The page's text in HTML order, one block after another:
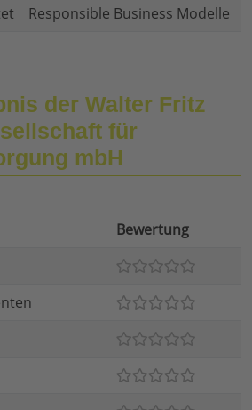
Responsible Business Modelle
der Walter Fritz
für
mbH
Bewertung